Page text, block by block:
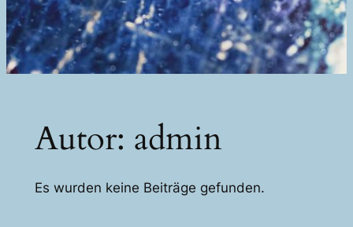
Autor: admin
Es wurden keine Beiträge gefunden.